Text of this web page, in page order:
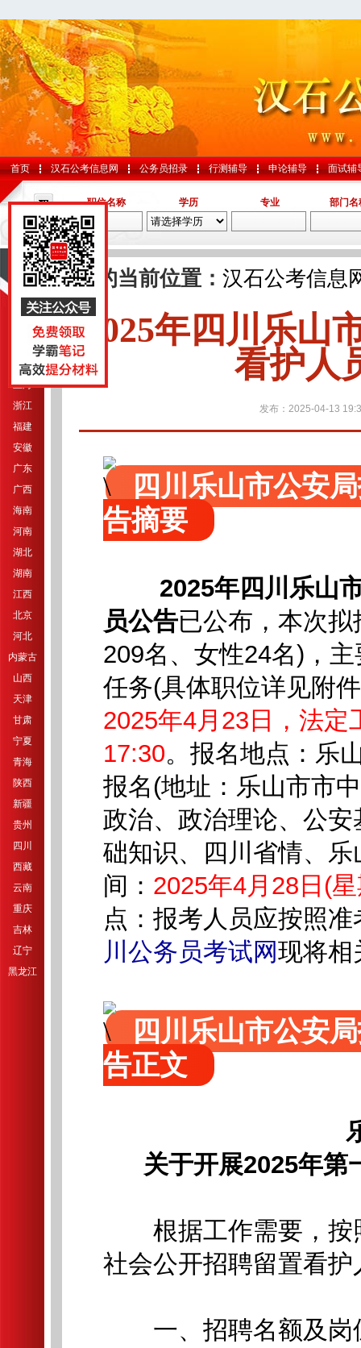
首页 汉石公考信息网 公务员招录 行测辅导 申论辅导 面试辅
职位名称 学历 专业 部门名
导航
江苏
上海
浙江
福建
安徽
广东
广西
海南
河南
湖北
湖南
江西
北京
河北
内蒙古
山西
天津
甘肃
宁夏
青海
陕西
新疆
贵州
四川
西藏
云南
重庆
吉林
辽宁
黑龙江
您的当前位置： 汉石公考信息
2025年四川乐山
看护人
发布：2025-04-13
四川乐山市公安
告摘要
2025年四川乐山
员公告已公布， 本次拟
209名、女性24名)，
任务(具体职位详见附
2025年4月23日，法定
17:30。报名地点：乐
报名(地址：乐山市市
政治、政治理论、公
础知识、四川省情、
间： 2025年4月28日(
点：报考人员应按照
川公务员考试网现将
四川乐山市公安
告正文
关于开展2025年第
根据工作需要，按
社会公开招聘留置看
一、招聘名额及岗